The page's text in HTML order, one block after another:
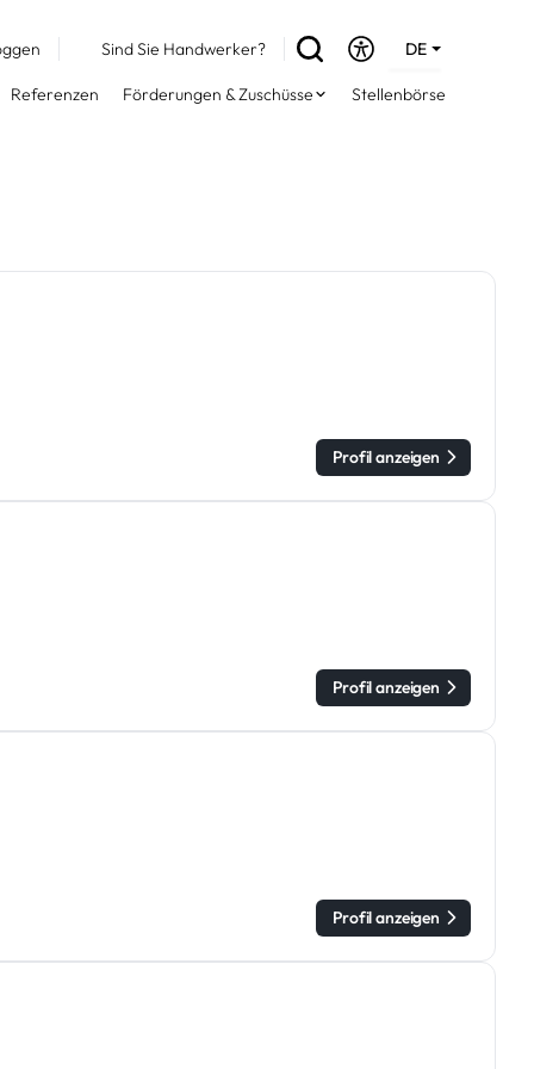
Sind Sie Handwerker?
DE
EN
Referenzen Förderungen & Zuschüsse Stellenbörse
Profil anzeigen
Profil anzeigen
Profil anzeigen